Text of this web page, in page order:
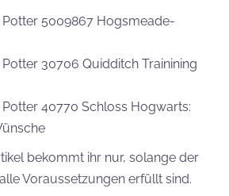
Potter 5009867 Hogsmeade-
Potter 30706 Quidditch Trainining
Potter 40770 Schloss Hogwarts:
bekommt ihr nur, solange der
Voraussetzungen erfüllt sind.